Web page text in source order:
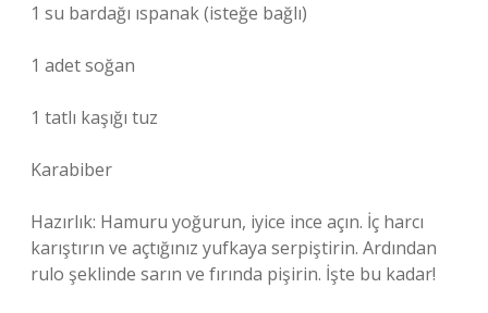
1 su bardağı ıspanak (isteğe bağlı)
1 adet soğan
1 tatlı kaşığı tuz
Karabiber
Hazırlık: Hamuru yoğurun, iyice ince açın. İç harcı
karıştırın ve açtığınız yufkaya serpiştirin. Ardından
rulo şeklinde sarın ve fırında pişirin. İşte bu kadar!